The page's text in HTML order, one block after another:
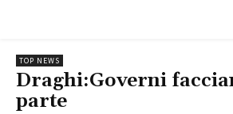
TOP NEWS
Draghi:Governi
parte